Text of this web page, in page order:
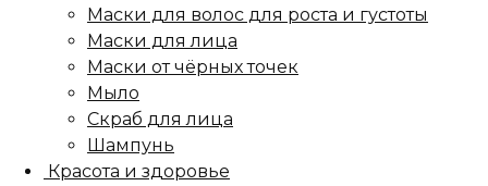
Маски для волос для роста и густоты
Маски для лица
Маски от чёрных точек
Мыло
Скраб для лица
Шампунь
Красота и здоровье